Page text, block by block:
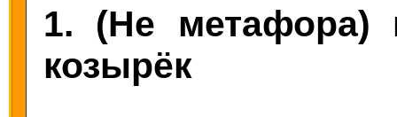
1. (Не метафора)
козырёк